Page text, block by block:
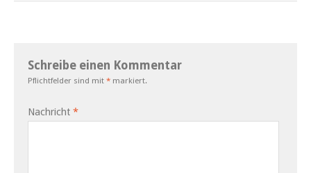
Schreibe einen Kommentar
Pflichtfelder sind mit * markiert.
Nachricht *